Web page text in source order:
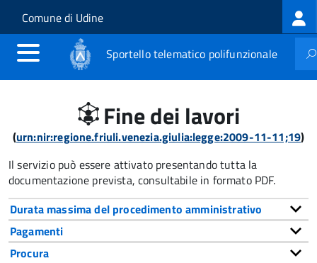
Salta al contenuto principale
Skip to site navigation
Comune di Udine
Sportello telematico polifunzionale
Fine dei lavori
(urn:nir:regione.friuli.venezia.giulia:legge:2009-11-11;19)
Il servizio può essere attivato presentando tutta la
documentazione prevista, consultabile in formato PDF.
Durata massima del procedimento amministrativo
Pagamenti
Procura